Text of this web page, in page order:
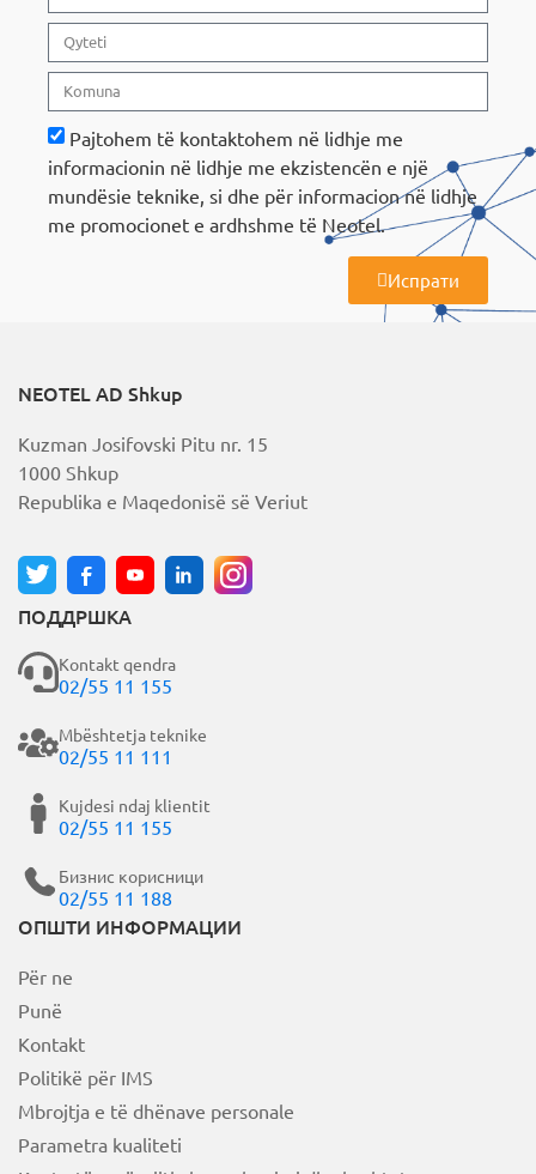
Pajtohem të kontaktohem në lidhje me
informacionin në lidhje me ekzistencën e një
mundësie teknike, si dhe për informacion në lidhje
me promocionet e ardhshme të Neotel.
Испрати
r
n
t
i
v
e
NEOTEL AD Shkup
Kuzman Josifovski Pitu nr. 15
1000 Shkup
Republika e Maqedonisë së Veriut
ПОДДРШКА
Kontakt qendra
02/55 11 155
Mbështetja teknike
02/55 11 111
Kujdesi ndaj klientit
02/55 11 155
Бизнис корисници
02/55 11 188
ОПШТИ ИНФОРМАЦИИ
Për ne
Punë
Kontakt
Politikë për IMS
Mbrojtja e të dhënave personale
Parametra kualiteti